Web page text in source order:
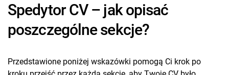
Spedytor CV – jak opisać
poszczególne sekcje?
Przedstawione poniżej wskazówki pomogą Ci krok po